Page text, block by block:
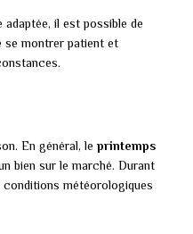
il est possible de
se montrer patient et
En général, le printemps
bien sur le marché. Durant
météorologiques